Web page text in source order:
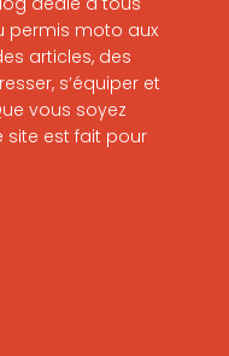
permis moto aux
articles, des
s’équiper et
vous soyez
est fait pour